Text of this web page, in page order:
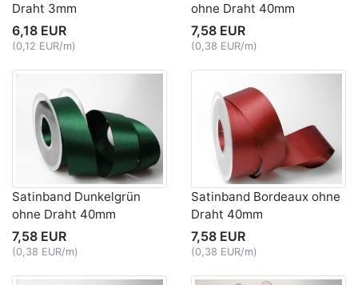
Draht 3mm
6,18 EUR
(0,12 EUR/m)
ohne Draht 40mm
7,58 EUR
(0,38 EUR/m)
Satinband Dunkelgrün
ohne Draht 40mm
7,58 EUR
(0,38 EUR/m)
Satinband Bordeaux ohne
Draht 40mm
7,58 EUR
(0,38 EUR/m)